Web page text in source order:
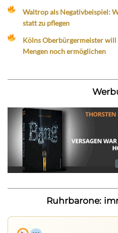
Waltrop als Negativbeispiel:
statt zu pflegen
Kölns Oberbürgermeister
Mengen noch ermöglichen
Ruhrbarone: